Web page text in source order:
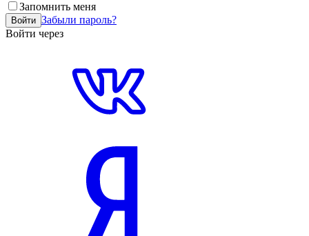
Запомнить меня
Войти Забыли пароль?
Войти через